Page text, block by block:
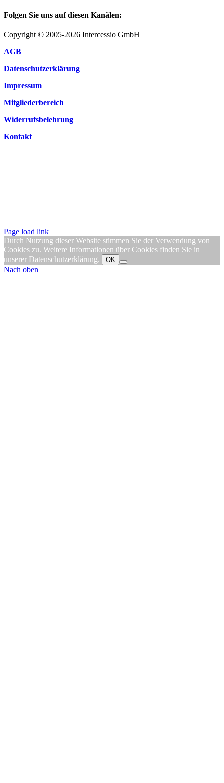
Folgen Sie uns auf diesen Kanälen:
Copyright © 2005-2026 Intercessio GmbH
AGB
Datenschutzerklärung
Impressum
Mitgliederbereich
Widerrufsbelehrung
Kontakt
Page load link
Durch Nutzung dieser Website stimmen Sie der Verwendung von
Cookies zu. Weitere Informationen über Cookies finden Sie in
unserer Datenschutzerklärung. OK
Nach oben